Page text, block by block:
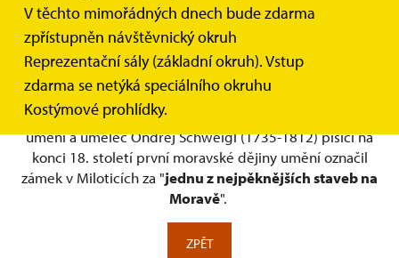
V těchto mimořádných dnech bude zdarma
zpřístupněn návštěvnický okruh
Reprezentační sály (základní okruh). Vstup
zdarma se netýká speciálního okruhu
Kostýmové prohlídky.
Milotický zámekbývá nazýván Perlou jihovýchodní
Moravy apatří k nejunikátněji dochovaným komplexům
budov a zahradní architektury z období baroka
byl
přestavěn ve vrcholně barokním stylu
Antonínem Serényim (1681-1746) v letech 1719-1743
Sloužil k reprezentativním účelům svého majitele. Znalec
umění a umělec Ondřej Schweigl (1735-1812) píšící na
konci 18. století první moravské dějiny umění označil
zámek v Miloticích za "jednu z nejpěknějších staveb na
Moravě".
ZPĚT